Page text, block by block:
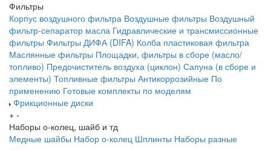
Фильтры
Корпус воздушного фильтра Воздушные фильтры Воздушный
фильтр-сепаратор масла Гидравлические и трансмиссионные
фильтры Фильтры ДИФА (DIFA) Колба пластиковая фильтра
Маслянные фильтры Площадки, фильтры в сборе (масло/
топливо) Предочиститель воздуха (циклон) Сапуна (в сборе и
элементы) Топливные фильтры Антикоррозийные По
применению Готовые комплекты по моделям
Фрикционные диски
+ -
Наборы о-колец, шайб и тд
Медные шайбы Набор о-колец Шплинты Наборы разные